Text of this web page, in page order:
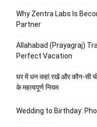
Why Zentra Labs Is
Partner
Allahabad (Prayagraj)
Perfect Vacation
घर में धन कहां रखें और कौन-सी
के महत्वपूर्ण नियम
Wedding to Birthday: